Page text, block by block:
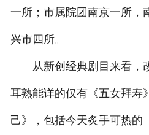
一所；市属院团南京一所，
兴市四所。
从新创经典剧目来看，
耳熟能详的仅有《五女拜寿
己》，包括今天炙手可热的